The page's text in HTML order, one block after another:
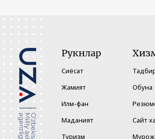
Рукнлар
Сиёсат
Жамият
Илм-фан
Маданият
Туризм
Обуна
Сайт